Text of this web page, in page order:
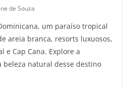
de Souza
um paraíso tropical
areia branca, resorts luxuosos,
e Cap Cana. Explore a
natural desse destino